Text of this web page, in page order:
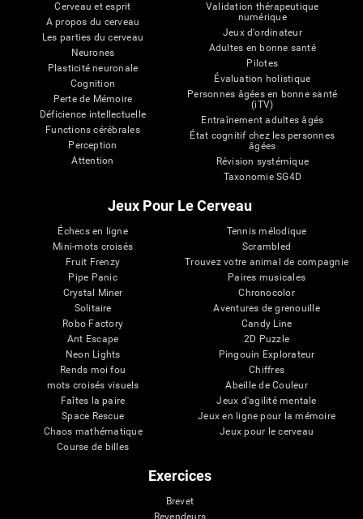
Cerveau et esprit
A propos du cerveau
Les parties du cerveau
Neurones
Plasticité neuronale
Cognition
Perte de Mémoire
Déficience intellectuelle
Functions cérébrales
Perception
Attention
Validation thérapeutique
numérique
Jeux d'ordinateur
Adultes en bonne santé
Pilotes
Évaluation holistique
Personnes âgées en bonne santé
(iTV)
Entraînement adultes âgés
État cognitif chez les personnes
âgées
Révision systémique
Taxonomie SG4D
Jeux Pour Le Cerveau
Échecs en ligne
Mini-mots croisés
Fruit Frenzy
Pipe Panic
Crystal Miner
Solitaire
Robo Factory
Ant Escape
Neon Lights
Rends moi fou
mots croisés visuels
Faîtes la paire
Space Rescue
Chaos mathématique
Course de billes
Tennis mélodique
Scrambled
Trouvez votre animal de compagnie
Paires musicales
Chronocolor
Aventures de grenouille
Candy Line
2D Puzzle
Pingouin Explorateur
Chiffres
Abeille de Couleur
Jeux d'agilité mentale
Jeux en ligne pour la mémoire
Jeux pour le cerveau
Exercices
Brevet